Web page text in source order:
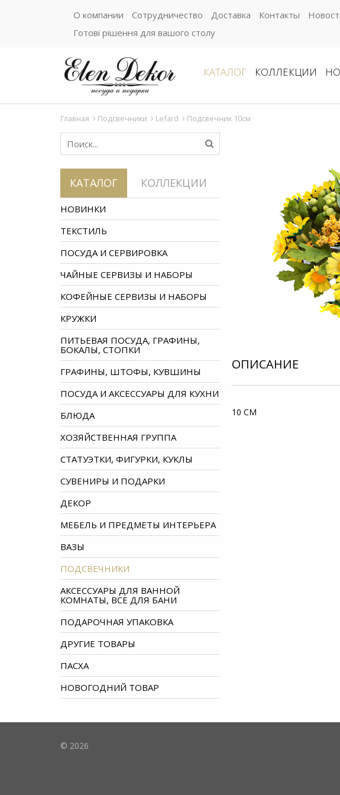
О компании Сотрудничество Доставка Контакты
Готові рішення для вашого столу
КАТАЛОГ КОЛЛЕКЦИИ
Главная Подсвечники Lefard Подсвечник 10см
КАТАЛОГ КОЛЛЕКЦИИ
НОВИНКИ
ТЕКСТИЛЬ
ПОСУДА И СЕРВИРОВКА
ЧАЙНЫЕ СЕРВИЗЫ И НАБОРЫ
КОФЕЙНЫЕ СЕРВИЗЫ И НАБОРЫ
КРУЖКИ
ПИТЬЕВАЯ ПОСУДА, ГРАФИНЫ,
БОКАЛЫ, СТОПКИ
ГРАФИНЫ, ШТОФЫ, КУВШИНЫ
ПОСУДА И АКСЕССУАРЫ ДЛЯ КУХНИ
БЛЮДА
ХОЗЯЙСТВЕННАЯ ГРУППА
СТАТУЭТКИ, ФИГУРКИ, КУКЛЫ
СУВЕНИРЫ И ПОДАРКИ
ДЕКОР
МЕБЕЛЬ И ПРЕДМЕТЫ ИНТЕРЬЕРА
ВАЗЫ
ПОДСВЕЧНИКИ
АКСЕССУАРЫ ДЛЯ ВАННОЙ
КОМНАТЫ, ВСЕ ДЛЯ БАНИ
ПОДАРОЧНАЯ УПАКОВКА
ДРУГИЕ ТОВАРЫ
ПАСХА
НОВОГОДНИЙ ТОВАР
ОПИСАНИЕ
10 СМ
© 2026